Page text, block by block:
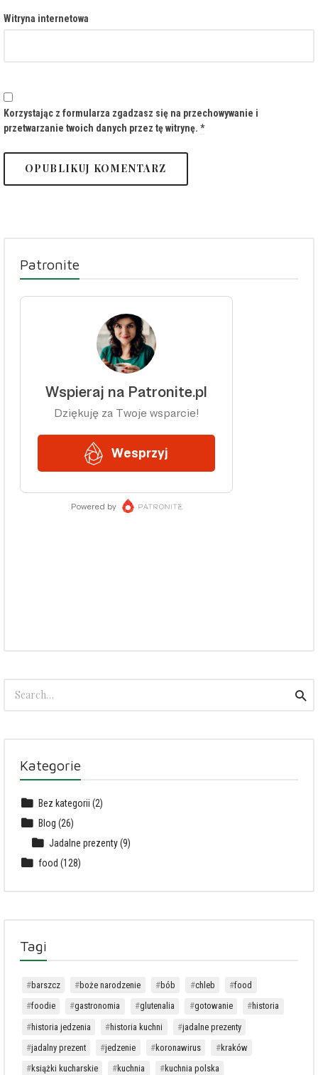
Witryna internetowa
Korzystając z formularza zgadzasz się na przechowywanie i
przetwarzanie twoich danych przez tę witrynę. *
Patronite
for:
Kategorie
Bez kategorii (2)
Blog (26)
Jadalne prezenty(9)
food (128)
Tagi
barszcz boże narodzenie bób chleb
food
foodie
gastronomia glutenalia gotowanie
historia
historia jedzenia
historia kuchni
jadalne prezenty
jadalny prezent
jedzenie koronawirus
kraków
książki kucharskie
kuchnia
kuchnia polska